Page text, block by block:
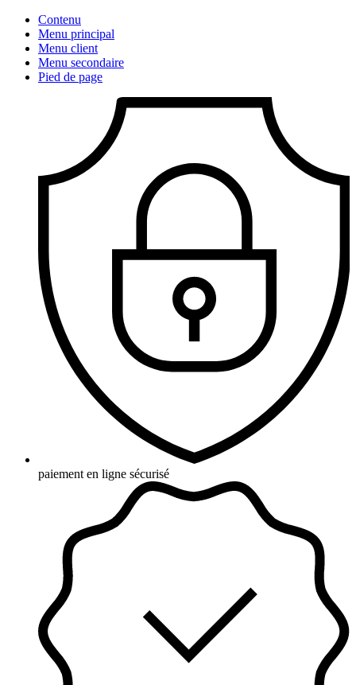
Contenu
Menu principal
Menu client
Menu secondaire
Pied de page
paiement en ligne sécurisé